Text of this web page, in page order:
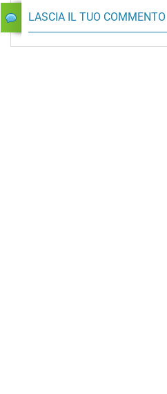
LASCIA IL TUO COMMENTO